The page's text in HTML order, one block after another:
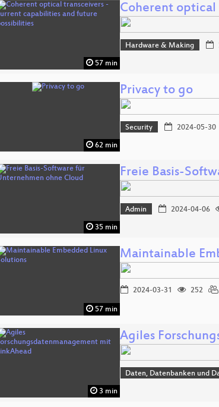
57 min
Coherent
Hardware & Making
62 min
Privacy to go
Security 2024-05-30
35 min
Freie Basis-
Admin 2024-04-06
57 min
Maintainable
2024-03-31 252
3 min
Agiles
Daten, Datenbanken und